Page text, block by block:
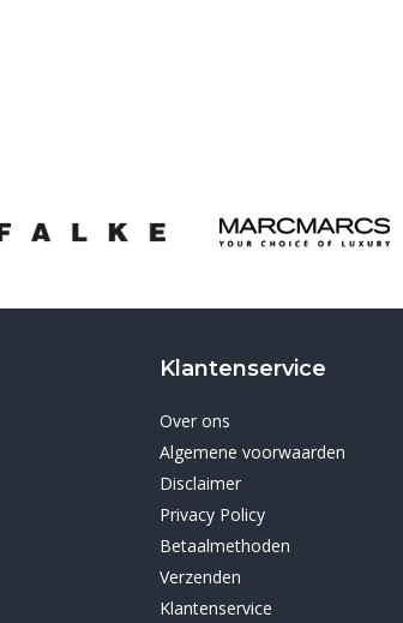
Klantenservice
Over ons
Algemene voorwaarden
Disclaimer
Privacy Policy
Betaalmethoden
Verzenden
Klantenservice